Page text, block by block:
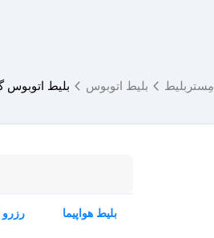
مِستربلیط بلیط اتوبوس بلیط اتوبوس
بلیط هواپیما رزرو